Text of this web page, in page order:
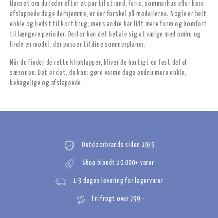
Uanset om du leder efter et par til strand, ferie, sommerhus eller bare
afslappede dage derhjemme, er der forskel på modellerne. Nogle er helt
enkle og bedst til kort brug, mens andre har lidt mere form og komfort
til længere perioder. Derfor kan det betale sig at vælge med omhu og
finde en model, der passer til dine sommerplaner.
Når du finder de rette klipklapper, bliver de hurtigt en fast del af
sæsonen. Det er det, de kan: gøre varme dage endnu mere enkle,
behagelige og afslappede.
Outdoorbrands siden 1979
Shop blandt 20.000+ varer
1-3 dages levering for lagervarer
Fri fragt over 799,-